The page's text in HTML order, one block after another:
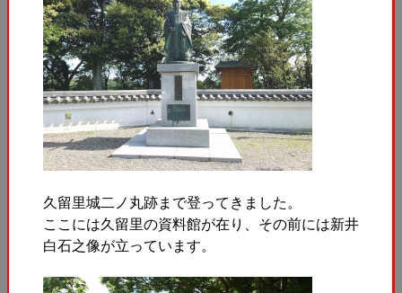
久留里城二ノ丸跡まで登ってきました。
ここには久留里の資料館が在り、その前には新井
白石之像が立っています。